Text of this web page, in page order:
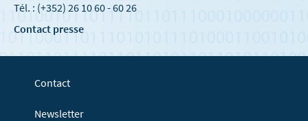
Tél. : (+352) 26 10 60 - 60 26
Contact presse
Contact
Newsletter